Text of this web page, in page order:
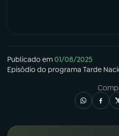
Publicado em01/08/2025
Episódio do programa Tarde